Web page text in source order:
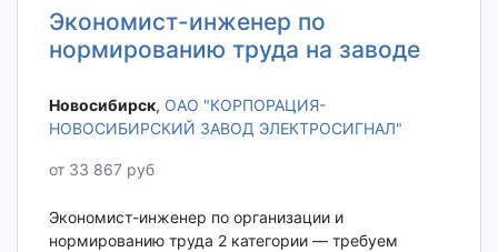
Экономист-инженер по
нормированию труда на заводе
Новосибирск‎, ОАО "КОРПОРАЦИЯ-
НОВОСИБИРСКИЙ ЗАВОД ЭЛЕКТРОСИГНАЛ"
от 33 867 руб
Экономист-инженер по организации и
нормированию труда 2 категории — требуем